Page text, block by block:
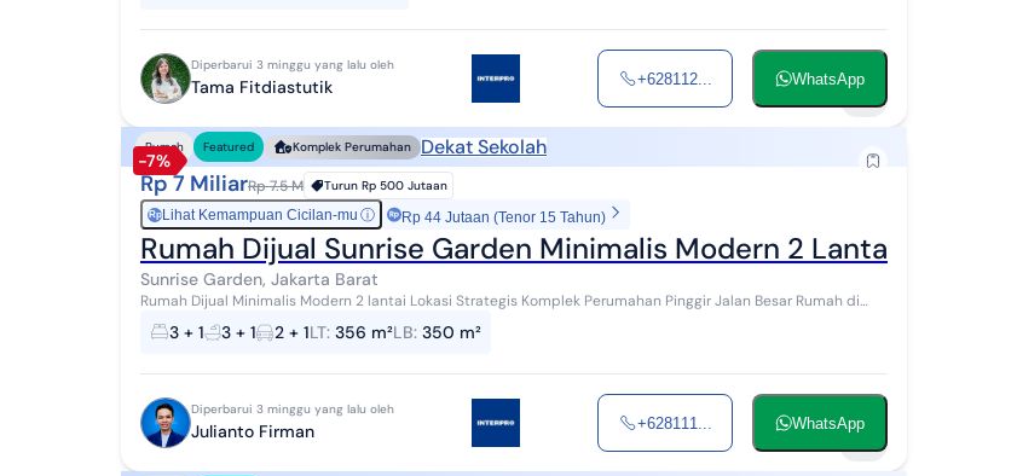
Diperbarui 3 minggu yang lalu oleh
Tama Fitdiastutik +628112... WhatsApp
-7%
Rumah Featured Komplek Perumahan Dekat Sekolah
Rp 7 MiliarRp 7.5 M Turun Rp 500 Jutaan
RpLihat Kemampuan Cicilan-mu ⓘ Rp 44 Jutaan (Tenor 15 Tahun)
Rumah Dijual Sunrise Garden Minimalis Modern 2 Lantai LT 356M2
Sunrise Garden, Jakarta Barat
Rumah Dijual Minimalis Modern 2 lantai Lokasi Strategis Komplek Perumahan Pinggir Jalan Besar Rumah di
3 + 1 3 + 1 2 + 1LT: 356 m²LB: 350 m²
Diperbarui 3 minggu yang lalu oleh
Julianto Firman +628111... WhatsApp